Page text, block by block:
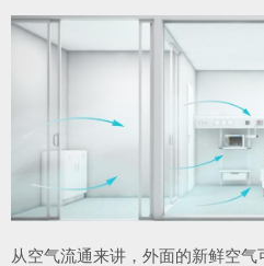
从空气流通来讲，外面的新鲜空